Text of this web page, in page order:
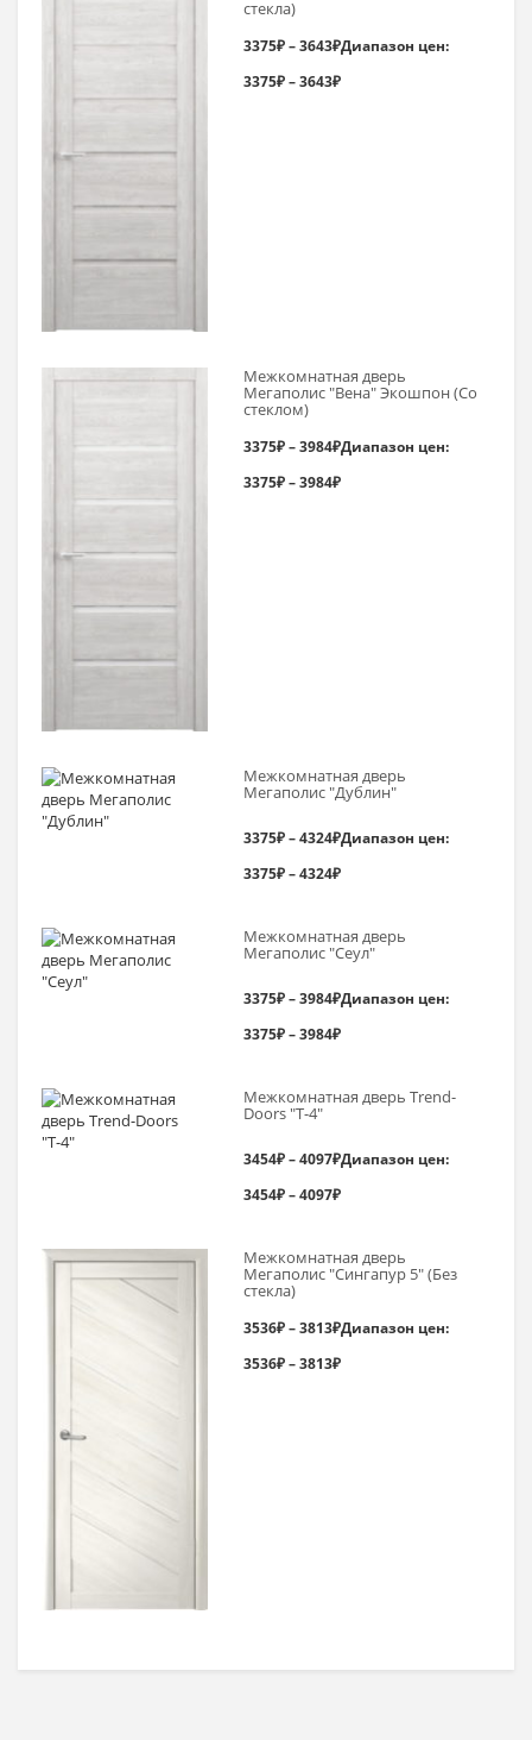
стекла)
3375₽–3643₽Диапазон цен:
3375₽ – 3643₽
Межкомнатная дверь
Мегаполис "Вена" Экошпон (Со
стеклом)
3375₽–3984₽Диапазон цен:
3375₽ – 3984₽
Межкомнатная дверь
Мегаполис "Дублин"
3375₽–4324₽Диапазон цен:
3375₽ – 4324₽
Межкомнатная дверь
Мегаполис "Сеул"
3375₽–3984₽Диапазон цен:
3375₽ – 3984₽
Межкомнатная дверь Trend-
Doоrs "Т-4"
3454₽–4097₽Диапазон цен:
3454₽ – 4097₽
Межкомнатная дверь
Мегаполис "Сингапур 5" (Без
стекла)
3536₽–3813₽Диапазон цен:
3536₽ – 3813₽